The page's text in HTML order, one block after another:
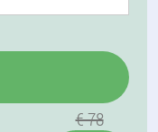
€ 78